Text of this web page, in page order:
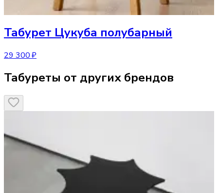
Табурет Цукуба полубарный
29 300 ₽
Табуреты от других брендов